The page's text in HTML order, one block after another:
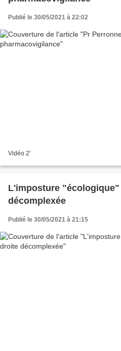
Publié le 30/05/2021 à 22:02
Vidéo 2'
L'imposture
décomplexée
Publié le 30/05/2021 à 21:15